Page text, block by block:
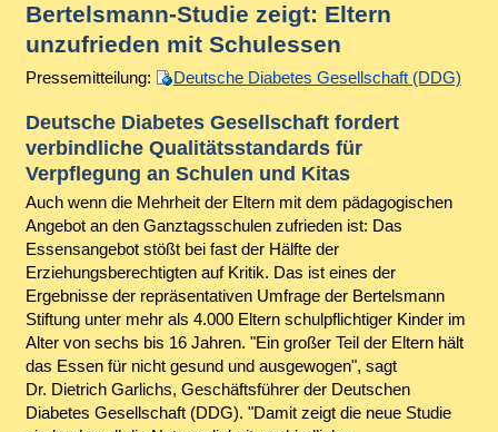
Bertelsmann-Studie zeigt: Eltern
unzufrieden mit Schulessen
Pressemitteilung: Deutsche Diabetes Gesellschaft (DDG)
Deutsche Diabetes Gesellschaft fordert
verbindliche Qualitätsstandards für
Verpflegung an Schulen und Kitas
Auch wenn die Mehrheit der Eltern mit dem pädagogischen
Angebot an den Ganztagsschulen zufrieden ist: Das
Essensangebot stößt bei fast der Hälfte der
Erziehungsberechtigten auf Kritik. Das ist eines der
Ergebnisse der repräsentativen Umfrage der Bertelsmann
Stiftung unter mehr als 4.000 Eltern schulpflichtiger Kinder im
Alter von sechs bis 16 Jahren. "Ein großer Teil der Eltern hält
das Essen für nicht gesund und ausgewogen", sagt
Dr. Dietrich Garlichs, Geschäftsführer der Deutschen
Diabetes Gesellschaft (DDG). "Damit zeigt die neue Studie